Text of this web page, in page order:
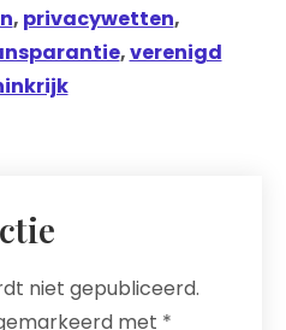
, privacywetten,
,verenigd
niet gepubliceerd.
met *